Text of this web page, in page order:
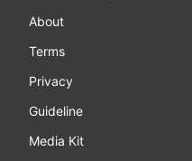
About
Terms
Privacy
Guideline
Media Kit